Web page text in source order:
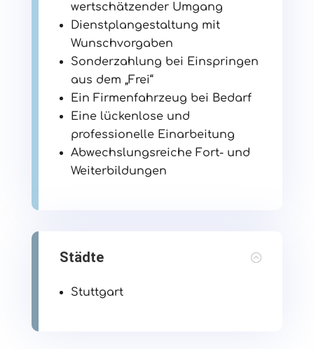
wertschätzender Umgang
Dienstplangestaltung mit
Wunschvorgaben
Sonderzahlung bei Einspringen
aus dem „Frei“
Ein Firmenfahrzeug bei Bedarf
Eine lückenlose und
professionelle Einarbeitung
Abwechslungsreiche Fort- und
Weiterbildungen
Städte
Stuttgart